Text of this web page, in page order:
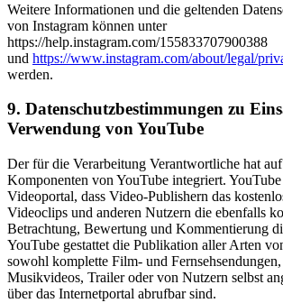
Weitere Informationen und die geltenden
von Instagram können unter
https://help.instagram.com/155833707900388
und https://www.instagram.com/about/legal/
werden.
9. Datenschutzbestimmungen zu
Verwendung von YouTube
Der für die Verarbeitung Verantwortliche hat
Komponenten von YouTube integriert.
Videoportal, dass Video-Publishern das
Videoclips und anderen Nutzern die ebenfalls
Betrachtung, Bewertung und Kommentierung
YouTube gestattet die Publikation aller Arten
sowohl komplette Film- und Fernsehsendungen,
Musikvideos, Trailer oder von Nutzern selbst
über das Internetportal abrufbar sind.